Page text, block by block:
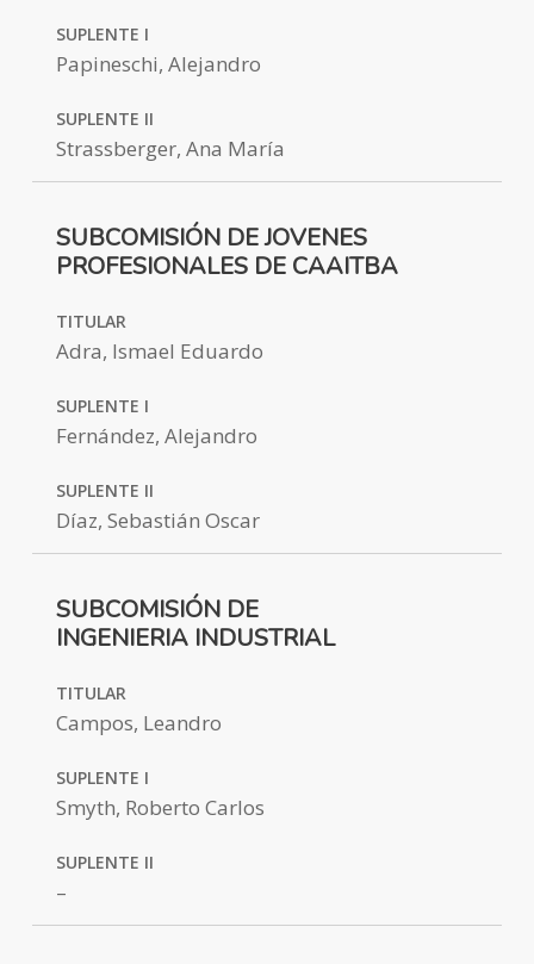
SUPLENTE I
Papineschi, Alejandro
SUPLENTE II
Strassberger, Ana María
SUBCOMISIÓN DE JOVENES
PROFESIONALES DE CAAITBA
TITULAR
Adra, Ismael Eduardo
SUPLENTE I
Fernández, Alejandro
SUPLENTE II
Díaz, Sebastián Oscar
SUBCOMISIÓN DE
INGENIERIA INDUSTRIAL
TITULAR
Campos, Leandro
SUPLENTE I
Smyth, Roberto Carlos
SUPLENTE II
–